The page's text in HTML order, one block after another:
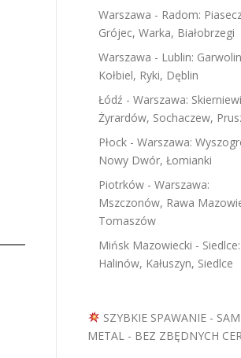
Warszawa - Radom:
Grójec, Warka, Białobrzegi
Warszawa - Lublin:
Kołbiel, Ryki, Dęblin
Łódź - Warszawa:
Żyrardów, Sochaczew,
Płock - Warszawa:
Nowy Dwór, Łomianki
Piotrków - Warszawa:
Mszczonów, Rawa
Tomaszów
Mińsk Mazowiecki - Siedlce:
Halinów, Kałuszyn, Siedlce
SZYBKIE SPAWANIE - SAM
METAL - BEZ ZBĘDNYCH